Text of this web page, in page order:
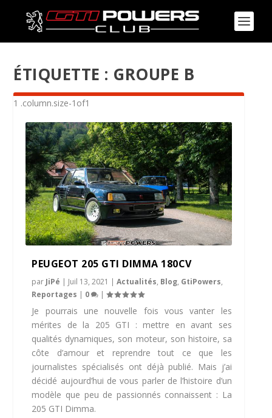
ÉTIQUETTE : GROUPE B
PEUGEOT 205 GTI DIMMA 180CV
par JiPé | Juil 13, 2021 |Actualités, Blog, GtiPowers,
Reportages | 0 |
Je pourrais une nouvelle fois vous vanter les
mérites de la 205 GTI : mettre en avant ses
qualités dynamiques, son moteur, son histoire, sa
côte d’amour et reprendre tout ce que les
journalistes spécialisés ont déjà publié. Mais j’ai
décidé aujourd’hui de vous parler de l’histoire d’un
modèle que peu de passionnés connaissent : La
205 GTI Dimma.